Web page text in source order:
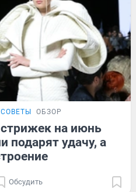
ОБЗОР
на июнь
подарят удачу, а
Обсудить